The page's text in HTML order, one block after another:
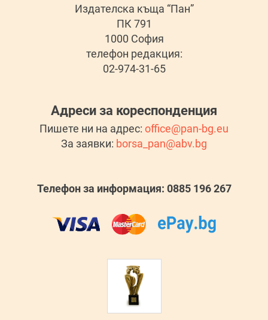
Издателска къща “Пан”
ПК 791
1000 София
телефон редакция:
02-974-31-65
Адреси за кореспонденция
Пишете ни на адрес: office@pan-bg.eu
За заявки: borsa_pan@abv.bg
Телефон за информация: 0885 196 267